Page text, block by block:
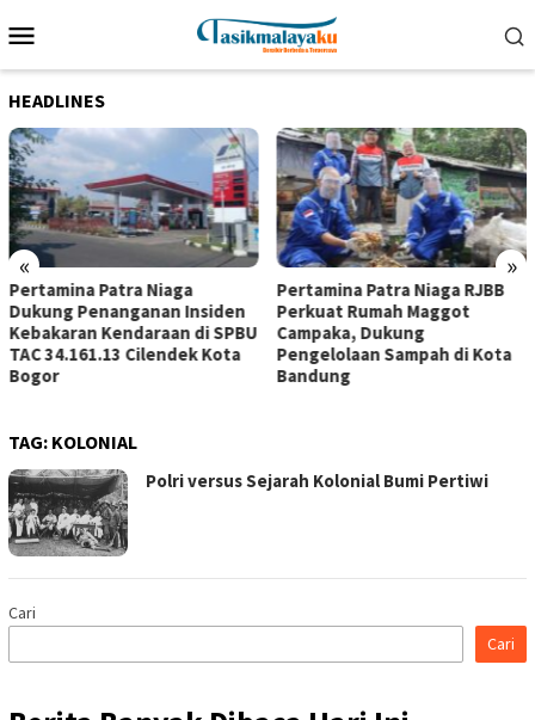
ke
Mobile
HEADLINES
« »
Pertamina Patra Niaga
Dukung Penanganan Insiden
Kebakaran Kendaraan di SPBU
TAC 34.161.13 Cilendek Kota
Bogor
Pertamina Patra Niaga RJBB
Perkuat Rumah Maggot
Campaka, Dukung
Pengelolaan Sampah di Kota
Bandung
TAG: KOLONIAL
Polri versus Sejarah Kolonial Bumi Pertiwi
Cari
Cari